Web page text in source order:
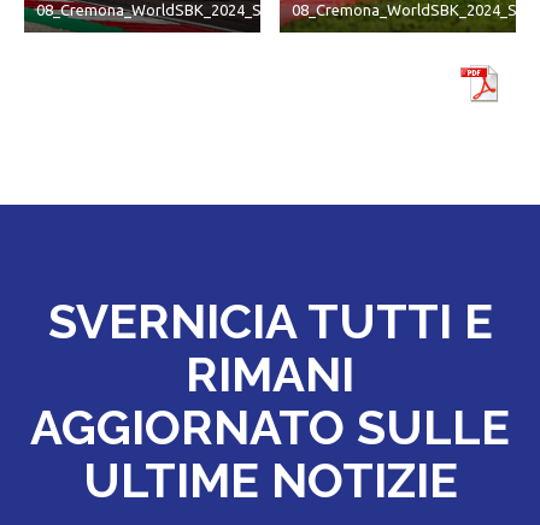
08_Cremona_WorldSBK_2024_Saturday_Fritz
SVERNICIA TUTTI E
RIMANI
AGGIORNATO SULLE
ULTIME NOTIZIE